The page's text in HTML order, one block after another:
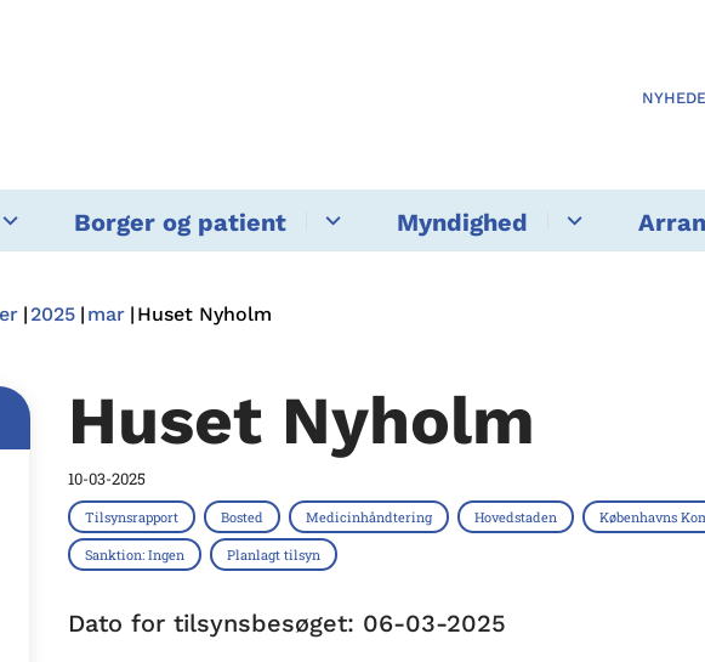
Borger og patient Myndighed
2025 mar Huset Nyholm
Huset Nyholm
10-03-2025
Tilsynsrapport Bosted Medicinhåndtering Hovedstaden Københavns
Sanktion: Ingen Planlagt tilsyn
Dato for tilsynsbesøget: 06-03-2025